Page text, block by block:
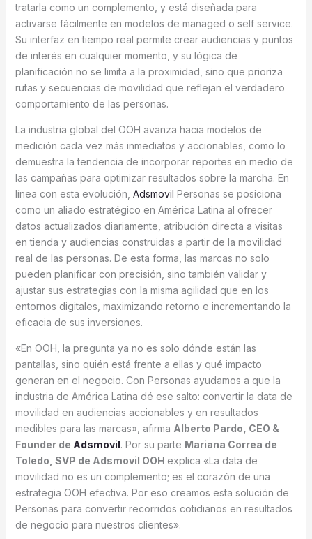
tratarla como un complemento, y está diseñada para
activarse fácilmente en modelos de managed o self service.
Su interfaz en tiempo real permite crear audiencias y puntos
de interés en cualquier momento, y su lógica de
planificación no se limita a la proximidad, sino que prioriza
rutas y secuencias de movilidad que reflejan el verdadero
comportamiento de las personas.
La industria global del OOH avanza hacia modelos de
medición cada vez más inmediatos y accionables, como lo
demuestra la tendencia de incorporar reportes en medio de
las campañas para optimizar resultados sobre la marcha. En
línea con esta evolución, Adsmovil Personas se posiciona
como un aliado estratégico en América Latina al ofrecer
datos actualizados diariamente, atribución directa a visitas
en tienda y audiencias construidas a partir de la movilidad
real de las personas. De esta forma, las marcas no solo
pueden planificar con precisión, sino también validar y
ajustar sus estrategias con la misma agilidad que en los
entornos digitales, maximizando retorno e incrementando la
eficacia de sus inversiones.
«En OOH, la pregunta ya no es solo dónde están las
pantallas, sino quién está frente a ellas y qué impacto
generan en el negocio. Con Personas ayudamos a que la
industria de América Latina dé ese salto: convertir la data de
movilidad en audiencias accionables y en resultados
medibles para las marcas», afirma Alberto Pardo, CEO &
Founder de Adsmovil. Por su parte Mariana Correa de
Toledo, SVP de Adsmovil OOH explica «La data de
movilidad no es un complemento; es el corazón de una
estrategia OOH efectiva. Por eso creamos esta solución de
Personas para convertir recorridos cotidianos en resultados
de negocio para nuestros clientes».